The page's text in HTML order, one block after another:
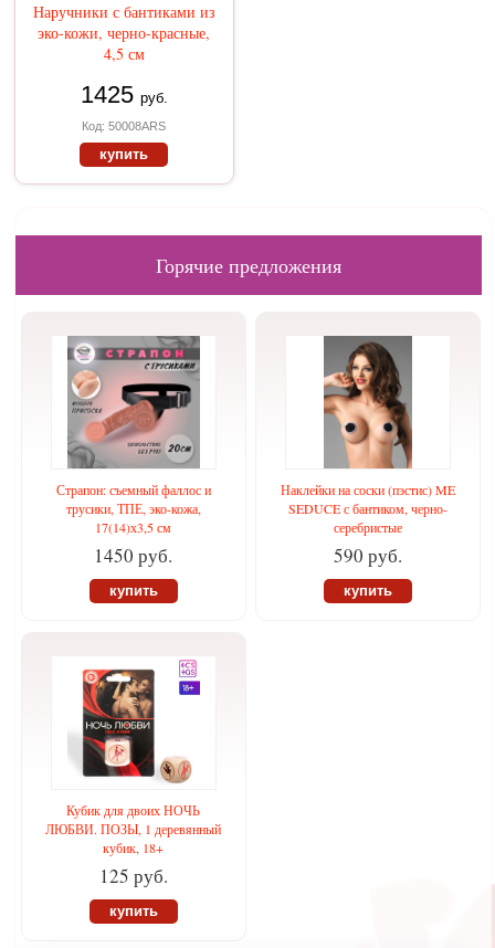
Наручники с бантиками из
эко-кожи, черно-красные,
4,5 см
1425 руб.
Код: 50008ARS
купить
Горячие предложения
Страпон: съемный фаллос и
трусики, ТПЕ, эко-кожа,
17(14)х3,5 см
1450 руб.
купить
Наклейки на соски (пэстис) ME
SEDUCE с бантиком, черно-
серебристые
590 руб.
купить
Кубик для двоих НОЧЬ
ЛЮБВИ. ПОЗЫ, 1 деревянный
кубик, 18+
125 руб.
купить